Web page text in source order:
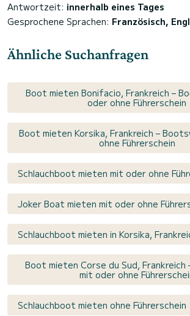
Antwortzeit: innerhalb eines Tages
Gesprochene Sprachen: Französisch,
Ähnliche Suchanfragen
Boot mieten Bonifacio, Frankreich –
oder ohne Führerschein
Boot mieten Korsika, Frankreich –
ohne Führerschein
Schlauchboot mieten mit oder ohne
Joker Boat mieten mit oder ohne
Schlauchboot mieten in Korsika,
Boot mieten Corse du Sud, Frankreich
mit oder ohne
Schlauchboot mieten ohne Führerschein